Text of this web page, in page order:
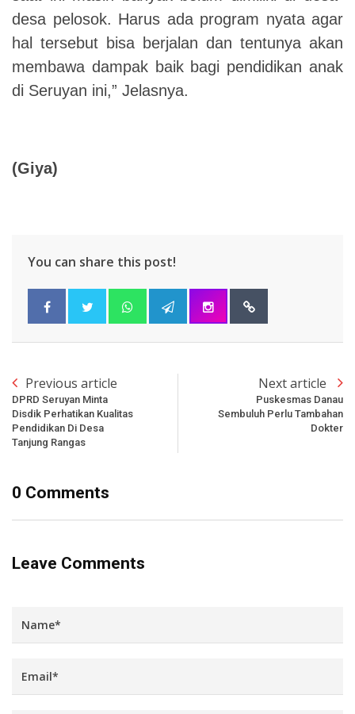
desa pelosok. Harus ada program nyata agar
hal tersebut bisa berjalan dan tentunya akan
membawa dampak baik bagi pendidikan anak
di Seruyan ini,” Jelasnya.
(Giya)
You can share this post!
Previous article
DPRD Seruyan Minta
Disdik Perhatikan Kualitas
Pendidikan Di Desa
Tanjung Rangas
Next article
Puskesmas Danau
Sembuluh Perlu Tambahan
Dokter
0 Comments
Leave Comments